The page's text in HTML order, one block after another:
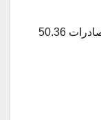
وبلغ سعرره فى البنك المصري لتنمية الصادرات 50.36